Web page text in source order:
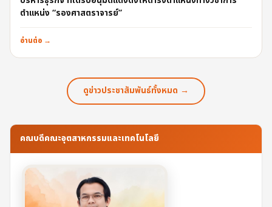
ตำแหน่ง “รองศาสตราจารย์”
อ่านต่อ →
ดูข่าวประชาสัมพันธ์ทั้งหมด →
คณบดีคณะอุตสาหกรรมและเทคโนโลยี